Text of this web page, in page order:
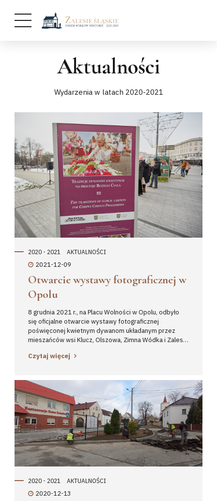
Aktualności
Wydarzenia w latach 2020-2021
2020 - 2021
AKTUALNOŚCI
2021-12-09
Otwarcie wystawy fotograficznej w
Opolu
8 grudnia 2021 r., na Placu Wolności w Opolu, odbyło
się oficjalne otwarcie wystawy fotograficznej
poświęconej kwietnym dywanom układanym przez
mieszańców wsi Klucz, Olszowa, Zimna Wódka i Zalesie
Wsi Opolskiej w Opolu a jej otwarcia dokonał dyrektor
opolskiego – p. Zbigniew Kubalańca, starosta
strzelecki – p. Józef Swaczyna, przedstawiciele Gmina
Ujazd oraz depozytariusze miejscowości. Wystawa ta
w najbliższym czasie będzie trafiać na jakiś czas do
poszczególnych miejscowości. 15 listopada w trakcie
obrad komisji UNESCO weryfikującej zgłoszenia z
całego świata, wniosek układania dywanów...
Czytaj więcej
2020 - 2021
AKTUALNOŚCI
2020-12-13